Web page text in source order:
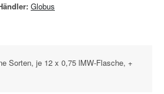
Globus
Sorten, je 12 x 0,75 lMW-Flasche, +